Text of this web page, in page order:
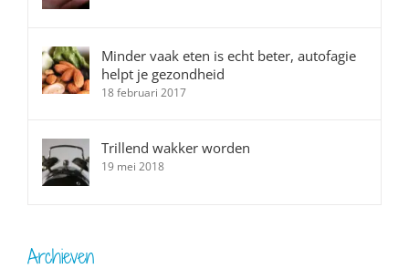
Minder vaak eten is echt beter, autofagie
helpt je gezondheid
18 februari 2017
Trillend wakker worden
19 mei 2018
Archieven